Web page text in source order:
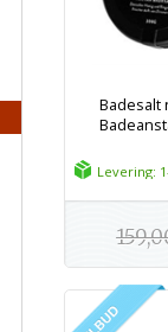
Badesalt
Levering: